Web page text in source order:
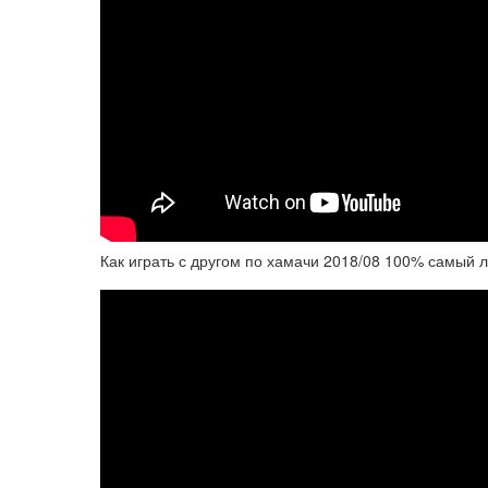
Как играть с другом по хамачи 2018/08 100% самый